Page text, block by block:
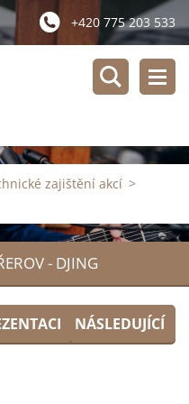
+420 775 203 533
zajištění akcí >
- DJING
NÁSLEDUJÍCÍ